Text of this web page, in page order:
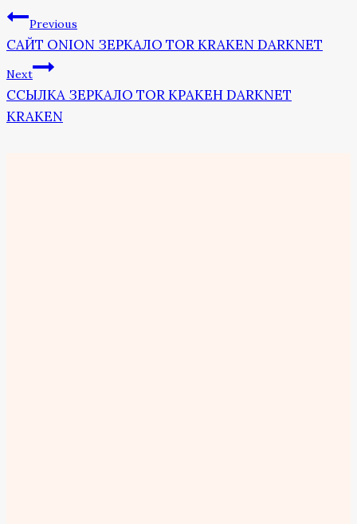
Previous
САЙТ ONION ЗЕРКАЛО TOR KRAKEN DARKNET
Next
ССЫЛКА ЗЕРКАЛО TOR КРАКЕН DARKNET
KRAKEN